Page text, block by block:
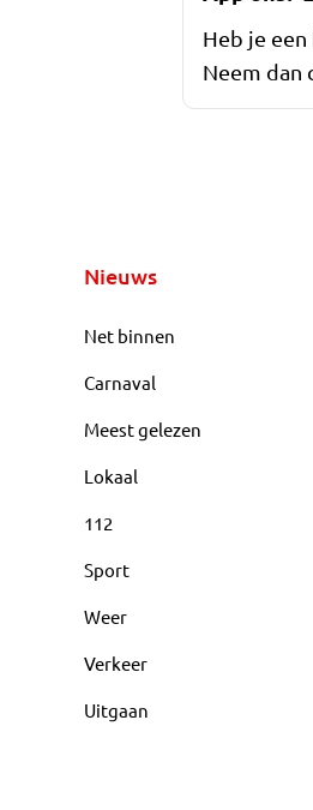
Heb je
Neem dan
Nieuws
Net binnen
Carnaval
Meest gelezen
Lokaal
112
Sport
Weer
Verkeer
Uitgaan